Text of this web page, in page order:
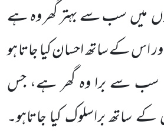
میں سب سے بہتر گھر وہ ہے
اس کے ساتھ احسان کیا جاتا ہو
سب سے برا وہ گھر ہے، جس
ساتھ براسلوک کیا جاتاہو۔